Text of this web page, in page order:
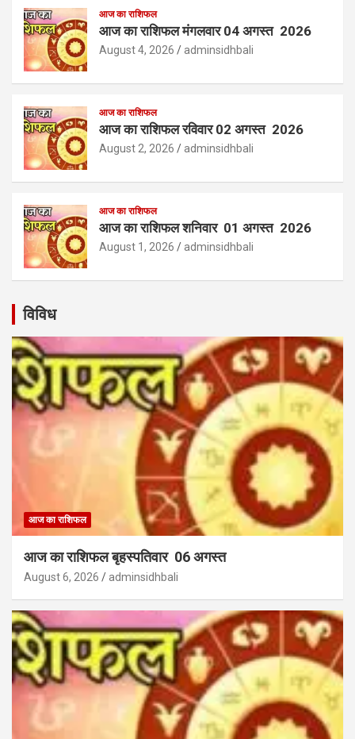
आज का राशिफल
आज का राशिफल मंगलवार 04 अगस्त 2026
August 4, 2026 adminsidhbali
आज का राशिफल
आज का राशिफल रविवार 02 अगस्त 2026
August 2, 2026 adminsidhbali
आज का राशिफल
आज का राशिफल शनिवार 01 अगस्त 2026
August 1, 2026 adminsidhbali
विविध
आज का राशिफल
आज का राशिफल बृहस्पतिवार 06 अगस्त
August 6, 2026 adminsidhbali